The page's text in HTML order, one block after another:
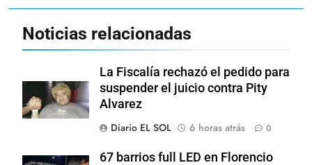
Noticias relacionadas
La Fiscalía rechazó el pedido para
suspender el juicio contra Pity
Alvarez
Diario EL SOL
6 horas atrás 0
67 barrios full LED en Florencio